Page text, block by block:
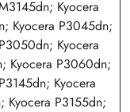
Kyocera
Kyocera P3045dn;
Kyocera
Kyocera P3060dn;
Kyocera
Kyocera P3155dn;